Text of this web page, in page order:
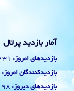
آمار بازدید پرتال
بازدیدهای امروز:
بازدیدکنندگان امروز:
بازدیدهای دیروز: